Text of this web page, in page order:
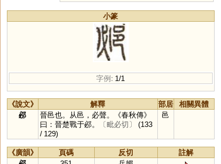
小篆
字例: 1/1
《說文》 解釋 部居
相關異體
邲
晉邑也。从邑，必聲。《春秋傳》
曰：晉楚戰于邲。
〔毗必切〕
(133
/ 129)
邑
《廣韻》 頁碼 反切
註解